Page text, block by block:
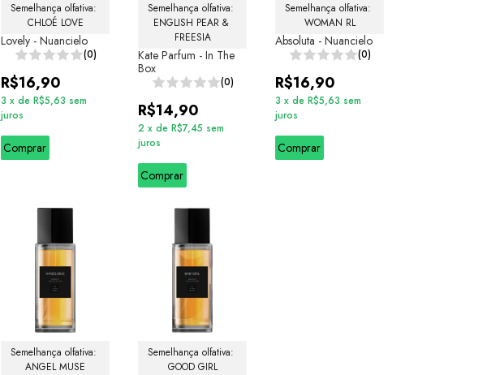
Semelhança olfativa:
CHLOÉ LOVE
Lovely - Nuancielo
(0)
R$16,90
3 x de R$5,63 sem
juros
Comprar
Semelhança olfativa:
ENGLISH PEAR &
FREESIA
Kate Parfum - In The
Box
(0)
R$14,90
2 x de R$7,45 sem
juros
Comprar
Semelhança olfativa:
WOMAN RL
Absoluta - Nuancielo
(0)
R$16,90
3 x de R$5,63 sem
juros
Comprar
Semelhança olfativa:
ANGEL MUSE
Semelhança olfativa:
GOOD GIRL